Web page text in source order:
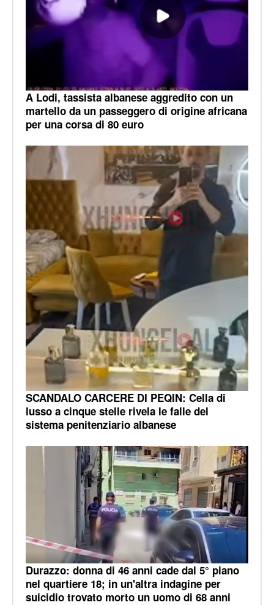
A Lodi, tassista albanese aggredito con un
martello da un passeggero di origine africana
per una corsa di 80 euro
SCANDALO CARCERE DI PEQIN: Cella di
lusso a cinque stelle rivela le falle del
sistema penitenziario albanese
Durazzo: donna di 46 anni cade dal 5° piano
nel quartiere 18; in un'altra indagine per
suicidio trovato morto un uomo di 68 anni